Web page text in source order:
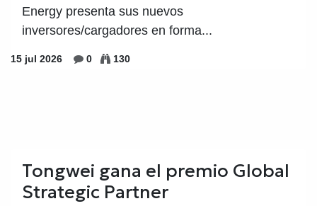
Energy presenta sus nuevos
inversores/cargadores en forma...
15 jul 2026 0 130
Tongwei gana el premio Global
Strategic Partner